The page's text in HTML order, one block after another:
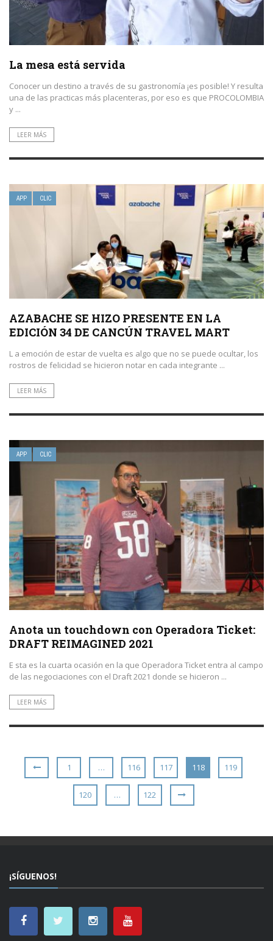
La mesa está servida
Conocer un destino a través de su gastronomía ¡es posible! Y resulta
una de las practicas más placenteras, por eso es que PROCOLOMBIA
y ...
LEER MÁS
APP CLIC
AZABACHE SE HIZO PRESENTE EN LA
EDICIÓN 34 DE CANCÚN TRAVEL MART
L a emoción de estar de vuelta es algo que no se puede ocultar, los
rostros de felicidad se hicieron notar en cada integrante ...
LEER MÁS
APP CLIC
Anota un touchdown con Operadora Ticket:
DRAFT REIMAGINED 2021
E sta es la cuarta ocasión en la que Operadora Ticket entra al campo
de las negociaciones con el Draft 2021 donde se hicieron ...
LEER MÁS
1 … 116 117 118 119
120 … 122
¡SÍGUENOS!